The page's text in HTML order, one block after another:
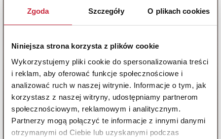
Zgoda Szczegóły O plikach cookies
Niniejsza strona korzysta z plików cookie
Wykorzystujemy pliki cookie do spersonalizowania treści
i reklam, aby oferować funkcje społecznościowe i
analizować ruch w naszej witrynie. Informacje o tym, jak
korzystasz z naszej witryny, udostępniamy partnerom
społecznościowym, reklamowym i analitycznym.
Partnerzy mogą połączyć te informacje z innymi danymi
otrzymanymi od Ciebie lub uzyskanymi podczas